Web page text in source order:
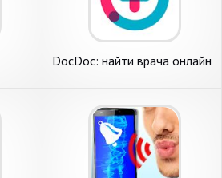
DocDoc: найти врача онлайн